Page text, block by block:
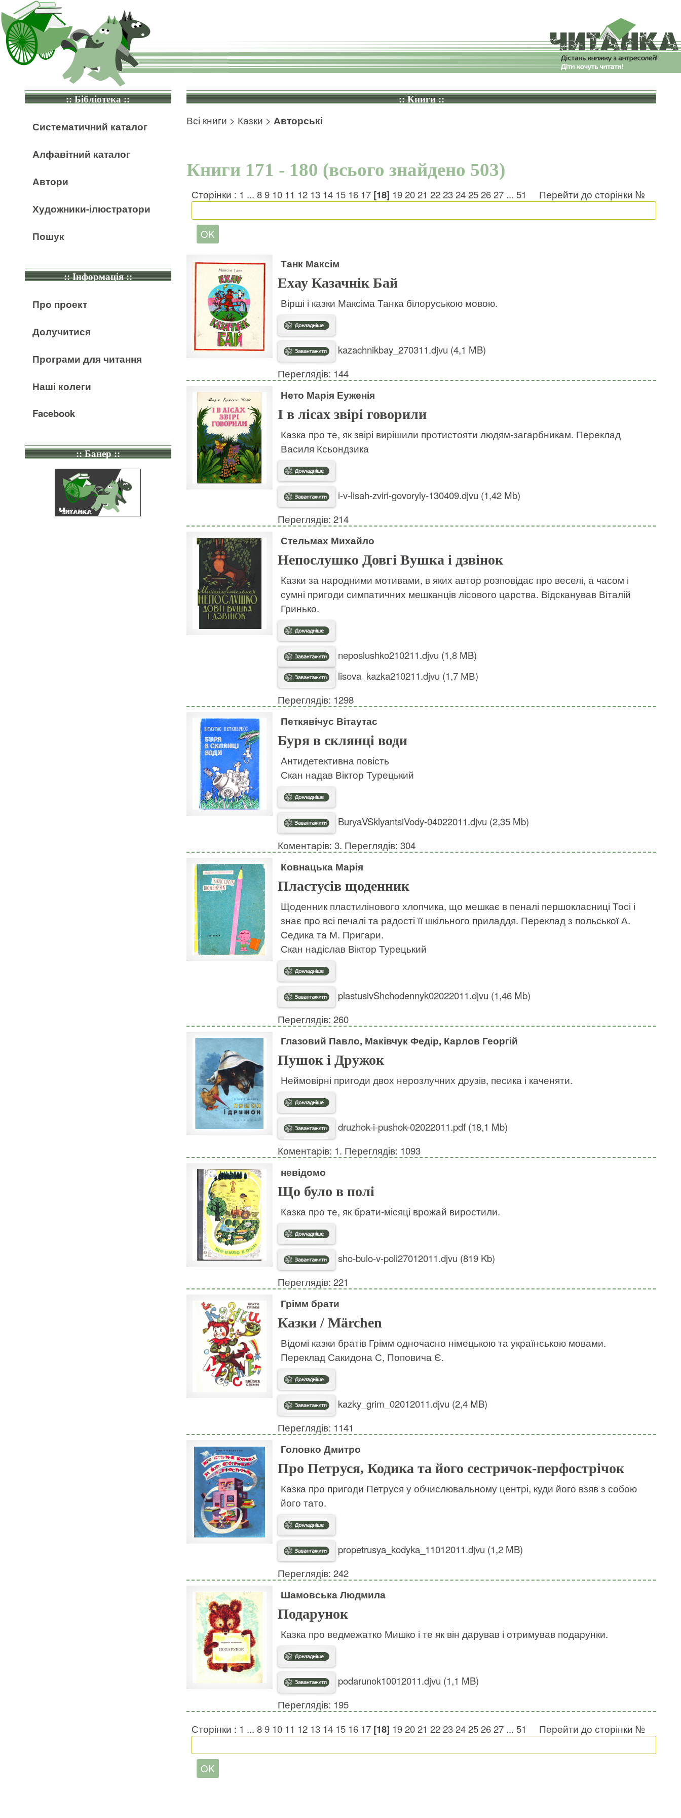
:: Бібліотека ::
Систематичний каталог
Алфавітний каталог
Автори
Художники-ілюстратори
Пошук
:: Інформація ::
Про проект
Долучитися
Програми для читання
Наші колеги
Facebook
:: Банер ::
:: Книги ::
Всі книги > Казки > Авторські
Книги 171 - 180 (всього знайдено 503)
Сторінки : 1 ... 8 9 10 11 12 13 14 15 16 17 [18] 19 20 21 22 23 24 25 26 27... 51 Перейти до сторінки №
Танк Максім
Ехау Казачнік Бай
Вірші і казки Максіма Танка білоруською мовою.
kazachnikbay_270311.djvu (4,1 MB)
Переглядів: 144
Нето Марія Еуженія
І в лісах звірі говорили
Казка про те, як звірі вирішили протистояти людям-загарбникам. Переклад
Василя Ксьондзика
i-v-lisah-zviri-govoryly-130409.djvu (1,42 Mb)
Переглядів: 214
Стельмах Михайло
Непослушко Довгі Вушка і дзвінок
Казки за народними мотивами, в яких автор розповідає про веселі, а часом і
сумні пригоди симпатичних мешканців лісового царства. Відсканував Віталій
Гринько.
neposlushko210211.djvu (1,8 MB)
lisova_kazka210211.djvu (1,7 МВ)
Переглядів: 1298
Петкявічус Вітаутас
Буря в склянці води
Антидетективна повість
Скан надав Віктор Турецький
BuryaVSklyantsiVody-04022011.djvu (2,35 Mb)
Коментарів: 3. Переглядів: 304
Ковнацька Марія
Пластусів щоденник
Щоденник пластилінового хлопчика, що мешкає в пеналі першокласниці Тосі і
знає про всі печалі та радості її шкільного приладдя. Переклад з польської А.
Седика та М. Пригари.
Скан надіслав Віктор Турецький
plastusivShchodennyk02022011.djvu (1,46 Mb)
Переглядів: 260
Глазовий Павло, Маківчук Федір, Карлов Георгій
Пушок і Дружок
Неймовірні пригоди двох нерозлучних друзів, песика і каченяти.
druzhok-i-pushok-02022011.pdf (18,1 Mb)
Коментарів: 1. Переглядів: 1093
невідомо
Що було в полі
Казка про те, як брати-місяці врожай виростили.
sho-bulo-v-poli27012011.djvu (819 Kb)
Переглядів: 221
Грімм брати
Казки / Märchen
Відомі казки братів Грімм одночасно німецькою та українською мовами.
Переклад Сакидона С, Поповича Є.
kazky_grim_02012011.djvu (2,4 MB)
Переглядів: 1141
Головко Дмитро
Про Петруся, Кодика та його сестричок-перфострічок
Казка про пригоди Петруся у обчислювальному центрі, куди його взяв з собою
його тато.
propetrusya_kodyka_11012011.djvu (1,2 MB)
Переглядів: 242
Шамовська Людмила
Подарунок
Казка про ведмежатко Мишко і те як він дарував і отримував подарунки.
podarunok10012011.djvu (1,1 MB)
Переглядів: 195
Сторінки : 1 ... 8 9 10 11 12 13 14 15 16 17 [18] 19 20 21 22 23 24 25 26 27... 51 Перейти до сторінки №